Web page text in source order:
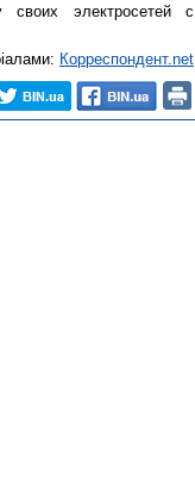
своих электросетей с
Корреспондент.net